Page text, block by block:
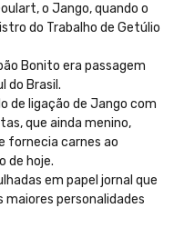
o Jango, quando o
do Trabalho de Getúlio
Bonito era passagem
do Brasil.
de ligação de Jango com
que ainda menino,
fornecia carnes ao
de hoje.
em papel jornal que
maiores personalidades